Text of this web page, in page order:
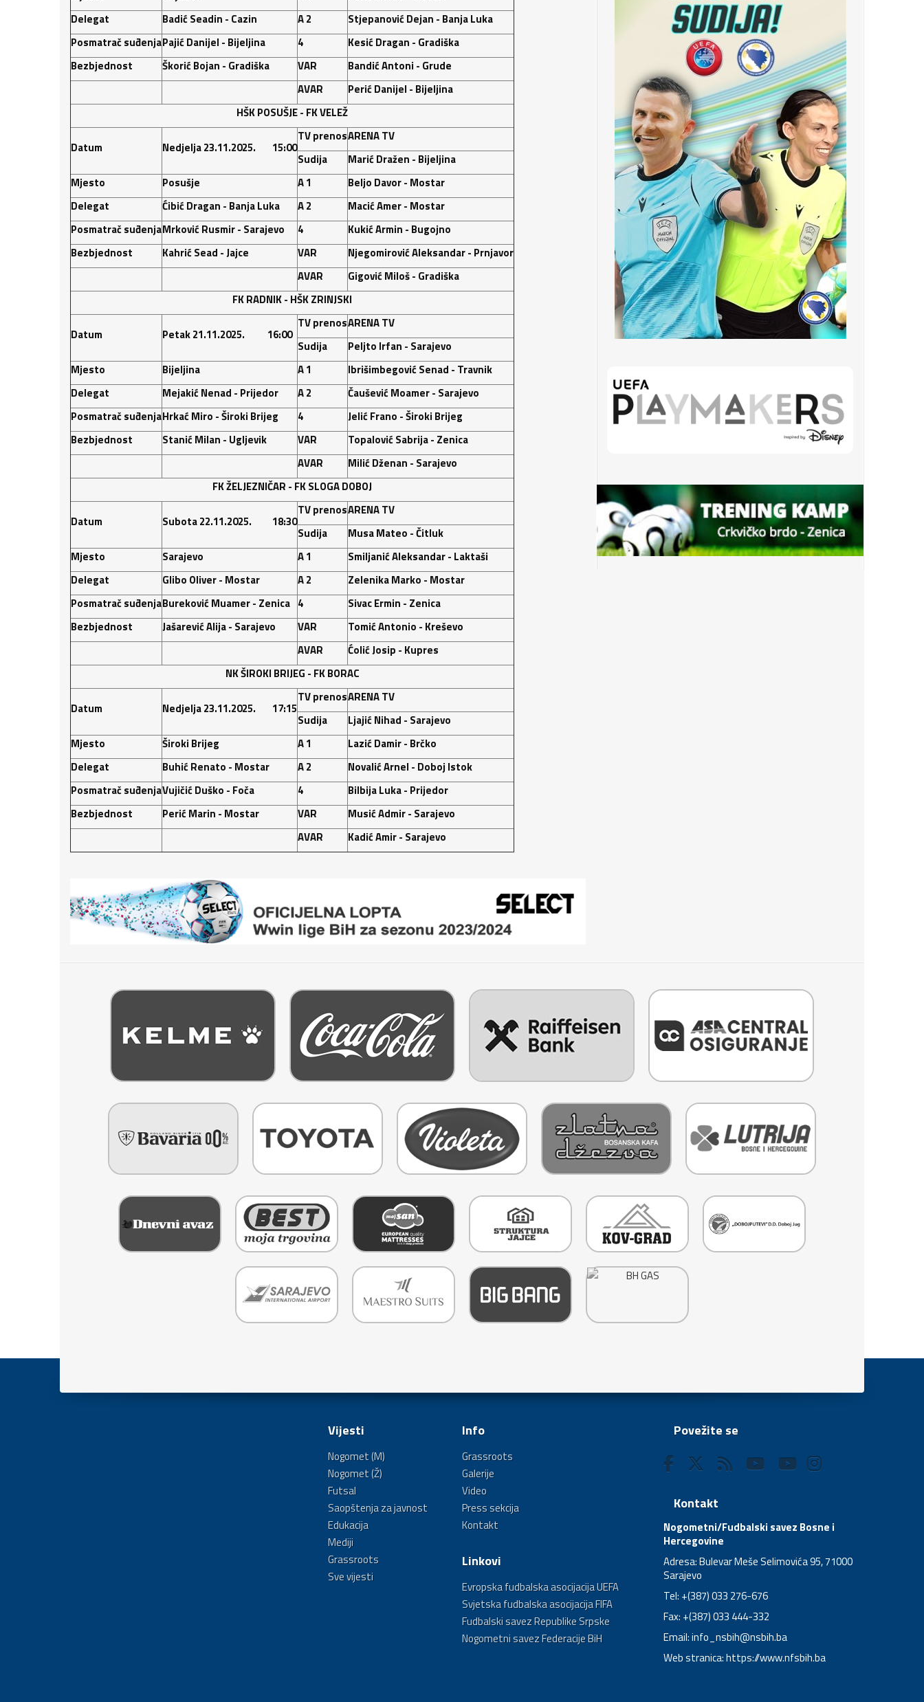
Delegat
Badić Seadin - Cazin A 2
Stjepanović Dejan - Banja Luka
Posmatrač suđenjaPajić Danijel - Bijeljina 4
Kesić Dragan - Gradiška
Bezbjednost
Škorić Bojan - Gradiška VAR
Bandić Antoni - Grude
AVAR
Perić Danijel - Bijeljina
HŠK POSUŠJE - FK VELEŽ
Datum Nedjelja 23.11.2025. 15:00
TV prenosARENA TV
Sudija
Marić Dražen - Bijeljina
Mjesto
Posušje A 1
Beljo Davor - Mostar
Delegat
Ćibić Dragan - Banja Luka A 2
Macić Amer - Mostar
Posmatrač suđenjaMrković Rusmir - Sarajevo 4
Kukić Armin - Bugojno
Bezbjednost
Kahrić Sead - Jajce VAR
Njegomirović Aleksandar - Prnjavor
AVAR
Gigović Miloš - Gradiška
FK RADNIK- HŠK ZRINJSKI
Datum Petak 21.11.2025. 16:00
TV prenosARENA TV
Sudija
Peljto Irfan - Sarajevo
Mjesto
Bijeljina A 1
Ibrišimbegović Senad - Travnik
Delegat
Mejakić Nenad - Prijedor A 2
Čaušević Moamer - Sarajevo
Posmatrač suđenjaHrkać Miro - Široki Brijeg 4
Jelić Frano - Široki Brijeg
Bezbjednost
Stanić Milan - Ugljevik VAR
Topalović Sabrija - Zenica
AVAR
Milić Dženan - Sarajevo
FK ŽELJEZNIČAR - FK SLOGA DOBOJ
Datum Subota 22.11.2025. 18:30
TV prenosARENA TV
Sudija
Musa Mateo - Čitluk
Mjesto
Sarajevo A 1
Smiljanić Aleksandar - Laktaši
Delegat
Glibo Oliver - Mostar A 2
Zelenika Marko - Mostar
Posmatrač suđenjaBureković Muamer - Zenica 4
Sivac Ermin - Zenica
Bezbjednost
Jašarević Alija - Sarajevo VAR
Tomić Antonio - Kreševo
AVAR
Ćolić Josip - Kupres
NK ŠIROKI BRIJEG - FK BORAC
Datum Nedjelja 23.11.2025. 17:15
TV prenosARENA TV
Sudija
Ljajić Nihad - Sarajevo
Mjesto
Široki Brijeg A 1
Lazić Damir - Brčko
Delegat
Buhić Renato - Mostar A 2
Novalić Arnel - Doboj Istok
Posmatrač suđenjaVujičić Duško - Foča 4
Bilbija Luka - Prijedor
Bezbjednost
Perić Marin - Mostar VAR
Musić Admir - Sarajevo
AVAR
Kadić Amir - Sarajevo
Vijesti
Nogomet (M)
Nogomet (Ž)
Futsal
Saopštenja za javnost
Edukacija
Mediji
Grassroots
Sve vijesti
Info
Grassroots
Galerije
Video
Press sekcija
Kontakt
Linkovi
Evropska fudbalska asocijacija UEFA
Svjetska fudbalska asocijacija FIFA
Fudbalski savez Republike Srpske
Nogometni savez Federacije BiH
Povežite se
Kontakt
Nogometni/Fudbalski savez Bosne i
Hercegovine
Adresa: Bulevar Meše Selimovića 95, 71000
Sarajevo
Tel: +(387) 033 276-676
Fax: +(387) 033 444-332
Email:info_nsbih@nsbih.ba
Web stranica: https://www.nfsbih.ba